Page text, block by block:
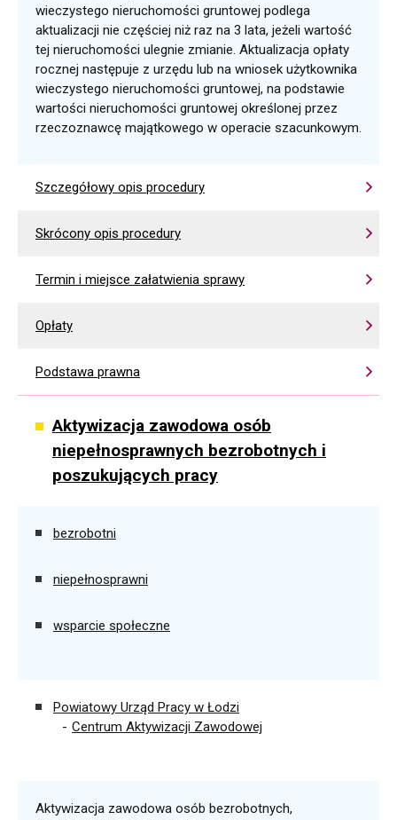
wieczystego nieruchomości gruntowej podlega
aktualizacji nie częściej niż raz na 3 lata, jeżeli wartość
tej nieruchomości ulegnie zmianie. Aktualizacja opłaty
rocznej następuje z urzędu lub na wniosek użytkownika
wieczystego nieruchomości gruntowej, na podstawie
wartości nieruchomości gruntowej określonej przez
rzeczoznawcę majątkowego w operacie szacunkowym.
Szczegółowy opis procedury
Skrócony opis procedury
Termin i miejsce załatwienia sprawy
Opłaty
Podstawa prawna
Aktywizacja zawodowa osób
niepełnosprawnych bezrobotnych i
poszukujących pracy
bezrobotni
niepełnosprawni
wsparcie społeczne
Powiatowy Urząd Pracy w Łodzi
Centrum Aktywizacji Zawodowej
Aktywizacja zawodowa osób bezrobotnych,